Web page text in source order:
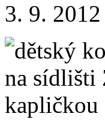
3. 9. 2012